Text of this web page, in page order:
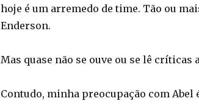
hoje é um arremedo de time. Tão ou
Enderson.
Mas quase não se ouve ou se lê críticas
Contudo, minha preocupação com Abel